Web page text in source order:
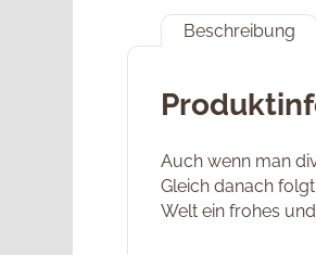
Beschreibung
Auch wenn man
Gleich danach
Welt ein frohes